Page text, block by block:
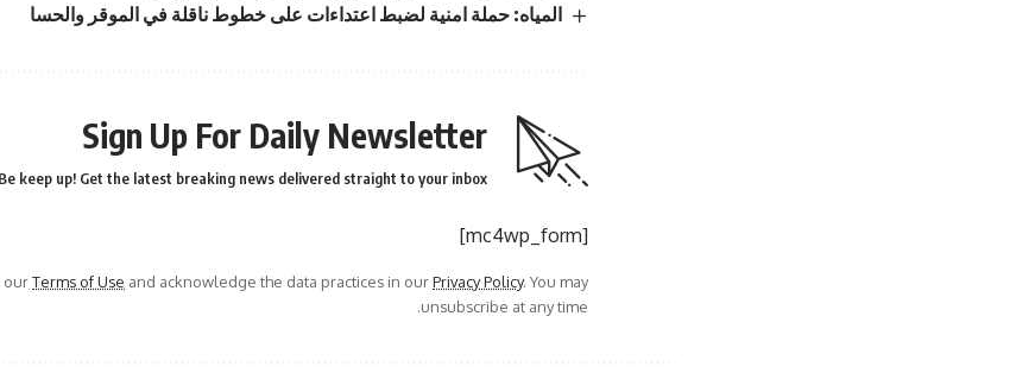
المياه: حملة امنية لضبط اعتداءات على خطوط ناقلة في الموقر والحسا
Sign Up For Daily Newsletter
Be keep up! Get the latest breaking news delivered straight to your inbox.
[mc4wp_form]
ourTerms of Use and acknowledge the data practices in ourPrivacy Policy. You may
unsubscribe at any time.